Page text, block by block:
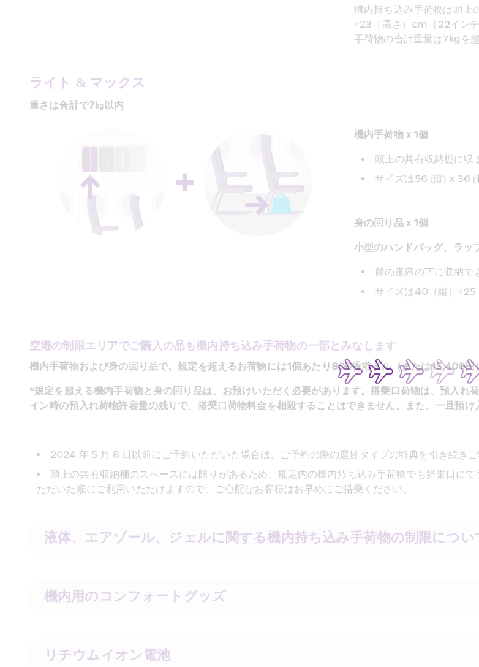
機内持ち込み手荷物は頭上
×23（高さ）cm（22イン
手荷物の合計重量は7kgを
ライト & マックス
重さは合計で7㎏以内
機内手荷物ｘ1個
頭上の共有収納棚に収
サイズは56 (縦) x 36
身の回り品ｘ1個
小型のハンドバッグ、ラッ
前の座席の下に収納で
サイズは40（縦）
空港の制限エリアでご購入の品も機内持ち込み手荷物の一部とみなします
機内手荷物および身の回り品で、規定を超えるお荷物には1個あたり800香港ドル（または15,400円
*規定を超える機内手荷物と身の回り品は、お預けいただく必要があります。搭乗口荷物は、預入
イン時の預入れ荷物許容量の残りで、搭乗口荷物料金を相殺することはできません。また、一旦預
2024 年 5 月 8 日以前にご予約いただいた場合は、ご予約の際の運賃タイプの特典を引き続き
頭上の共有収納棚のスペースには限りがあるため、規定内の機内持ち込み手荷物でも搭乗口に
ただいた順にご利用いただけますので、ご心配なお客様はお早めにご搭乗ください。
液体、エアゾール、ジェルに関する機内持ち込み手荷物の制限につい
機内用のコンフォートグッズ
リチウムイオン電池